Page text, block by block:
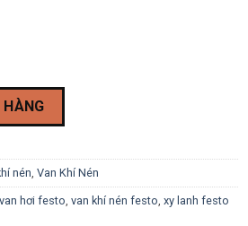
6817 quantity
nén, Van Khí Nén
van hơi festo, van khí nén festo, xy lanh festo